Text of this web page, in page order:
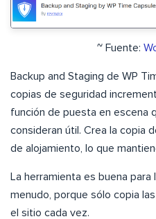
~ Fuente:
Backup and Staging de WP
copias de seguridad
función de puesta en escena
consideran útil. Crea la copia
de alojamiento, lo que
La herramienta es buena
menudo, porque sólo copia
el sitio cada vez.